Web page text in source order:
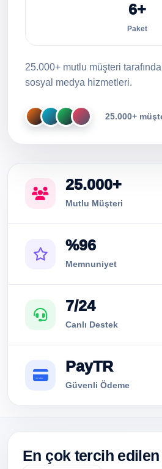
6+
Paket
25.000+ mutlu müşteri
sosyal medya hizmetleri.
25.000+
25.000+
Mutlu Müşteri
%96
Memnuniyet
7/24
Canlı Destek
PayTR
Güvenli Ödeme
En çok tercih